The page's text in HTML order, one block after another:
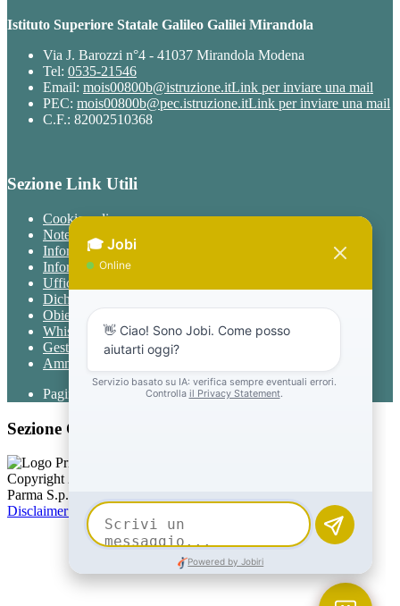
Istituto Superiore Statale Galileo Galilei Mirandola
Via J. Barozzi n°4 - 41037 Mirandola Modena
Tel: 0535-21546
Email: mois00800b@istruzione.itLink per inviare una mail
PEC: mois00800b@pec.istruzione.itLink per inviare una mail
C.F.: 82002510368
Sezione Link Utili
Cookie policy
Note legali
Informativa Privacy
Informativa Privacy chatbot Jobi
Ufficio Relazioni con il Pubblico
Dichiarazione di accessibilità
Obiettivi di accessibilità
Whistleblowing
Gestione consensi cookie
Amministrazione trasparente
Pagina visualizzata9006volte
Sezione Copyright
Copyright 2026 | Engineered and powered by Gruppo Spaggiari
Parma S.p.A. | Divisione Publishing & New Social Media
Disclaimer trattamento dati personali